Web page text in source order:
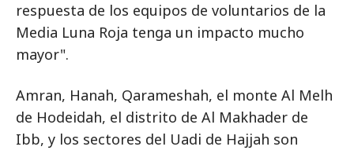
respuesta de los equipos de voluntarios de la
Media Luna Roja tenga un impacto mucho
mayor".
Amran, Hanah, Qarameshah, el monte Al Melh
de Hodeidah, el distrito de Al Makhader de
Ibb, y los sectores del Uadi de Hajjah son